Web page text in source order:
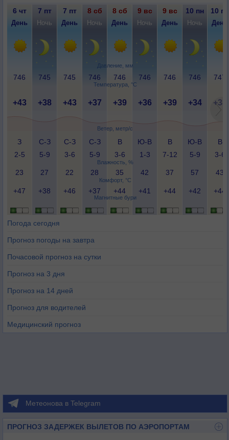
Давление, мм
Температура, °C
Ветер, метр/с
Влажность, %
Комфорт, °C
Магнитные бури
6 чт 7 пт 7 пт 8 сб 8 сб 9 вс 9 вс 10 пн 10 пн
День Ночь День Ночь День Ночь День Ночь День
746 745 745 746 746 746 746 746 747
+43 +38 +43 +37 +39 +36 +39 +34 +38
З
2-5
С-З
5-9
С-З
3-6
С-З
5-9
В
3-6
Ю-В
1-3
В
7-12
Ю-В
5-9
В
3-6
23 27 22 28 35 42 37 57 43
+47 +38 +46 +37 +44 +41 +44 +42 +44
Погода сегодня
Прогноз погоды на завтра
Почасовой прогноз на сутки
Прогноз на 3 дня
Прогноз на 14 дней
Прогноз для водителей
Медицинский прогноз
Метеонова в Telegram
ПРОГНОЗ ЗАДЕРЖЕК ВЫЛЕТОВ ПО АЭРОПОРТАМ